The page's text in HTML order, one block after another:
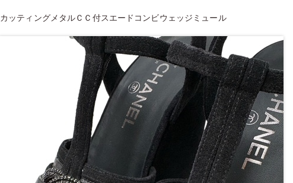
カッティングメタルＣＣ付スエードコンビウェッジミュール